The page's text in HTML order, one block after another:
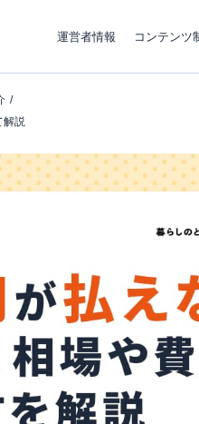
運営者情報 コンテンツ
解説